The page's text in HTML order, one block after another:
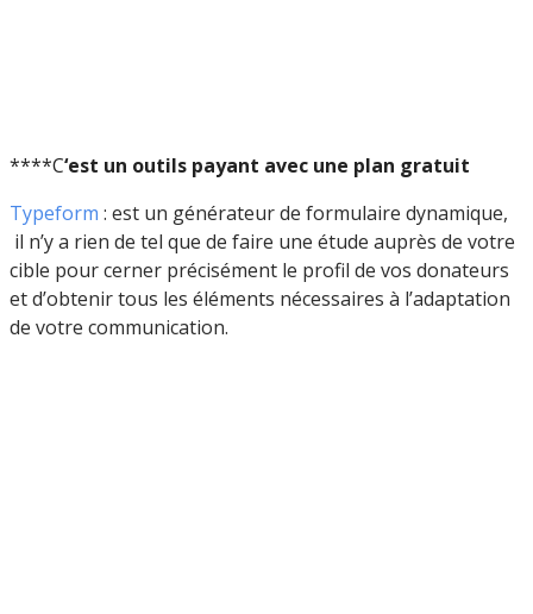
****C‘est un outils payant avec une plan gratuit
Typeform : est un générateur de formulaire dynamique,
il n’y a rien de tel que de faire une étude auprès de votre
cible pour cerner précisément le profil de vos donateurs
et d’obtenir tous les éléments nécessaires à l’adaptation
de votre communication.